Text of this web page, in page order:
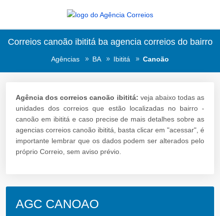
Correios canoão ibititá ba agencia correios do bairro
Agências BA Ibititá Canoão
Agência dos correios canoão ibititá: veja abaixo todas as
unidades dos correios que estão localizadas no bairro -
canoão em ibititá e caso precise de mais detalhes sobre as
agencias correios canoão ibititá, basta clicar em "acessar", é
importante lembrar que os dados podem ser alterados pelo
próprio Correio, sem aviso prévio.
AGC CANOAO